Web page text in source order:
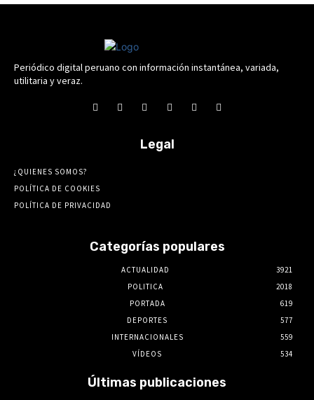
Periódico digital peruano con información instantánea, variada,
utilitaria y veraz.
Legal
¿QUIENES SOMOS?
POLÍTICA DE COOKIES
POLÍTICA DE PRIVACIDAD
Categorías populares
ACTUALIDAD
3921
POLITICA
2018
PORTADA
619
DEPORTES
577
INTERNACIONALES
559
VÍDEOS
534
Últimas publicaciones